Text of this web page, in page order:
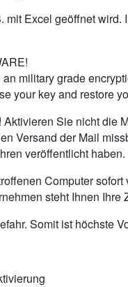
Excel geöffnet
military grade
your key and restore
Sie nicht die
Versand der Mail
veröffentlicht haben.
Computer
steht Ihnen
Somit ist höchste